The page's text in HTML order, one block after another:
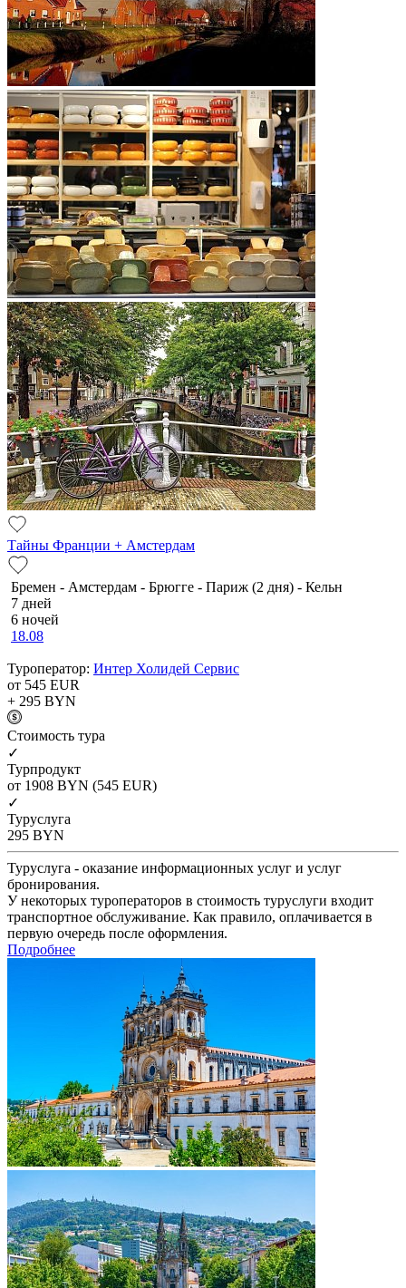
Тайны Франции + Амстердам
Бремен - Амстердам - Брюгге - Париж (2 дня) - Кельн
7 дней
6 ночей
18.08
Туроператор: Интер Холидей Сервис
от 545 EUR
+ 295 BYN
Cтоимость тура
✓
Турпродукт
от 1908 BYN (545 EUR)
✓
Туруслуга
295 BYN
Туруслуга - оказание информационных услуг и услуг
бронирования.
У некоторых туроператоров в стоимость туруслуги входит
транспортное обслуживание. Как правило, оплачивается в
первую очередь после оформления.
Подробнее